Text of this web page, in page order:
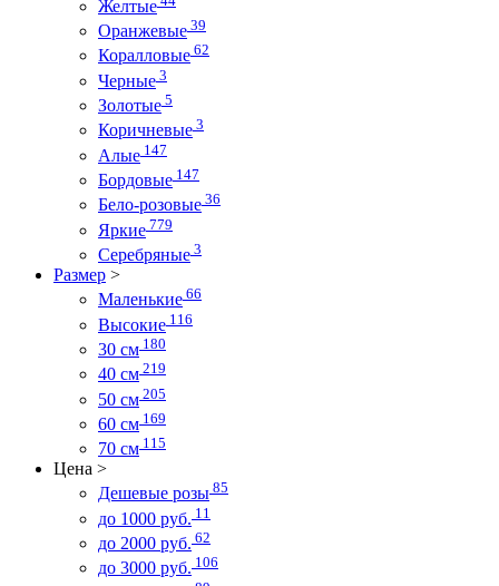
Желтые
Оранжевые 39
Коралловые 62
Черные 3
Золотые 5
Коричневые 3
Алые 147
Бордовые 147
Бело-розовые 36
Яркие 779
Серебряные 3
Размер >
Маленькие 66
Высокие 116
30 см 180
40 см 219
50 см 205
60 см 169
70 см 115
Цена >
Дешевые розы 85
до 1000 руб. 11
до 2000 руб. 62
до 3000 руб. 106